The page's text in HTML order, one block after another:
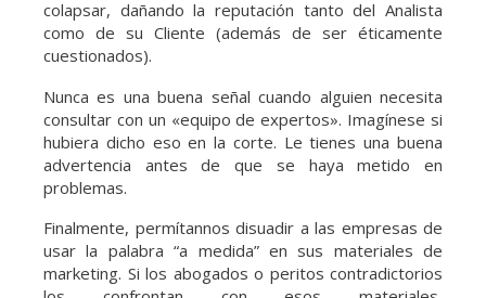
colapsar, dañando la reputación tanto del Analista
como de su Cliente (además de ser éticamente
cuestionados).
Nunca es una buena señal cuando alguien necesita
consultar con un «equipo de expertos». Imagínese si
hubiera dicho eso en la corte. Le tienes una buena
advertencia antes de que se haya metido en
problemas.
Finalmente, permítannos disuadir a las empresas de
usar la palabra “a medida” en sus materiales de
marketing. Si los abogados o peritos contradictorios